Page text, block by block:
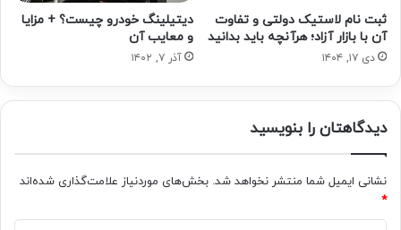
ثبت نام لاستیک دولتی و تفاوت
آن با بازار آزاد؛ هرآنچه باید بدانید
دی ۱۷, ۱۴۰۴
دیتیلینگ خودرو چیست؟ + مزایا
و معایب آن
آذر ۷, ۱۴۰۲
دیدگاهتان را بنویسید
نشانی ایمیل شما منتشر نخواهد شد. بخش‌های موردنیاز علامت‌گذاری شده‌اند
*